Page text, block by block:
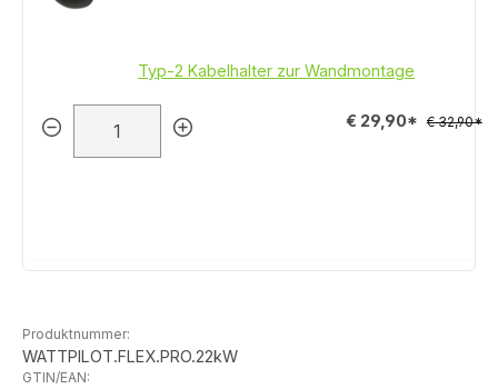
Typ-2 Kabelhalter zur Wandmontage
€ 29,90* € 32,90*
Produktnummer:
WATTPILOT.FLEX.PRO.22kW
GTIN/EAN: